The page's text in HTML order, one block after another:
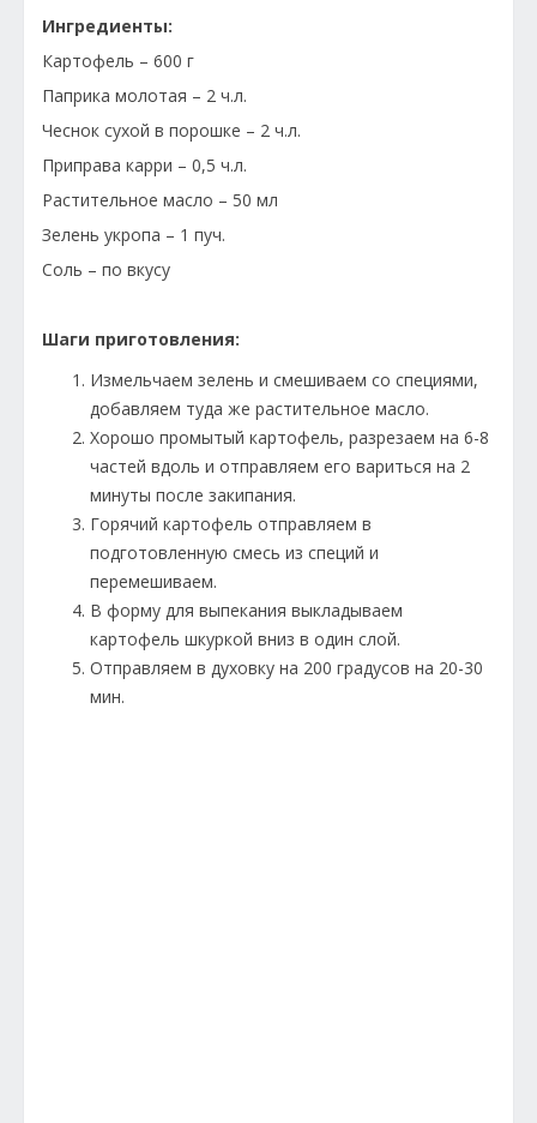
Ингредиенты:
Картофель – 600 г
Паприка молотая – 2 ч.л.
Чеснок сухой в порошке – 2 ч.л.
Приправа карри – 0,5 ч.л.
Растительное масло – 50 мл
Зелень укропа – 1 пуч.
Соль – по вкусу
Шаги приготовления:
Измельчаем зелень и смешиваем со специями,
добавляем туда же растительное масло.
Хорошо промытый картофель, разрезаем на 6-8
частей вдоль и отправляем его вариться на 2
минуты после закипания.
Горячий картофель отправляем в
подготовленную смесь из специй и
перемешиваем.
В форму для выпекания выкладываем
картофель шкуркой вниз в один слой.
Отправляем в духовку на 200 градусов на 20-30
мин.